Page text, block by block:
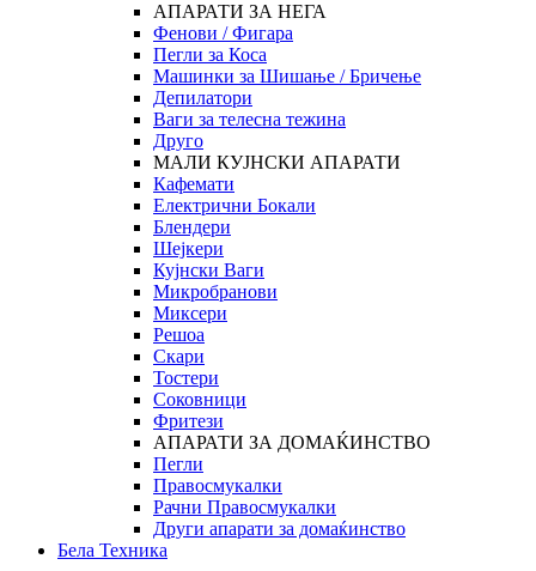
АПАРАТИ ЗА НЕГА
Фенови / Фигара
Пегли за Коса
Машинки за Шишање / Бричење
Депилатори
Ваги за телесна тежина
Друго
МАЛИ КУЈНСКИ АПАРАТИ
Кафемати
Електрични Бокали
Блендери
Шејкери
Кујнски Ваги
Микробранови
Миксери
Решоа
Скари
Тостери
Соковници
Фритези
АПАРАТИ ЗА ДОМАЌИНСТВО
Пегли
Правосмукалки
Рачни Правосмукалки
Други апарати за домаќинство
Бела Техника